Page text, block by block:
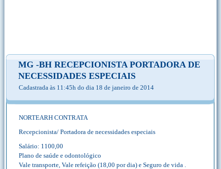
MG -BH RECEPCIONISTA PORTADORA DE
NECESSIDADES ESPECIAIS
Cadastrada às 11:45h do dia 18 de janeiro de 2014
NORTEARH CONTRATA
Recepcionista/ Portadora de necessidades especiais
Salário: 1100,00
Plano de saúde e odontológico
Vale transporte, Vale refeição (18,00 por dia) e Seguro de vida .